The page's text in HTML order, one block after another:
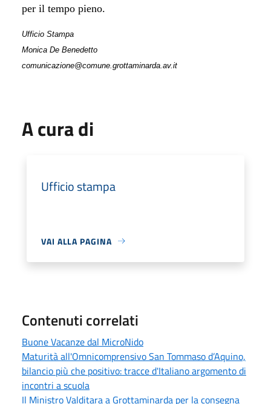
per il tempo pieno.
Ufficio Stampa
Monica De Benedetto
comunicazione@comune.grottaminarda.av.it
A cura di
Ufficio stampa
VAI ALLA PAGINA
Contenuti correlati
Buone Vacanze dal MicroNido
Maturità all'Omnicomprensivo San Tommaso d’Aquino,
bilancio più che positivo: tracce d'Italiano argomento di
incontri a scuola
Il Ministro Valditara a Grottaminarda per la consegna